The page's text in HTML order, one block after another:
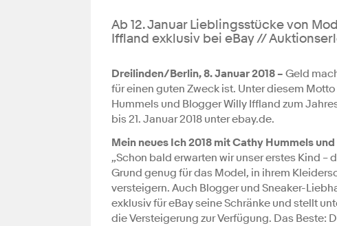
Ab 12. Januar Lieblingsstücke von
Iffland exklusiv bei eBay //
Dreilinden/Berlin, 8. Januar 2018 – Geld
für einen guten Zweck ist. Unter diesem
Hummels und Blogger Willy Iffland zum
bis 21. Januar 2018 unter ebay.de.
Mein neues Ich 2018 mit Cathy Hummels
„Schon bald erwarten wir unser erstes Kind –
Grund genug für das Model, in ihrem
versteigern. Auch Blogger und Sneaker-
exklusiv für eBay seine Schränke und stellt
die Versteigerung zur Verfügung. Das Beste: